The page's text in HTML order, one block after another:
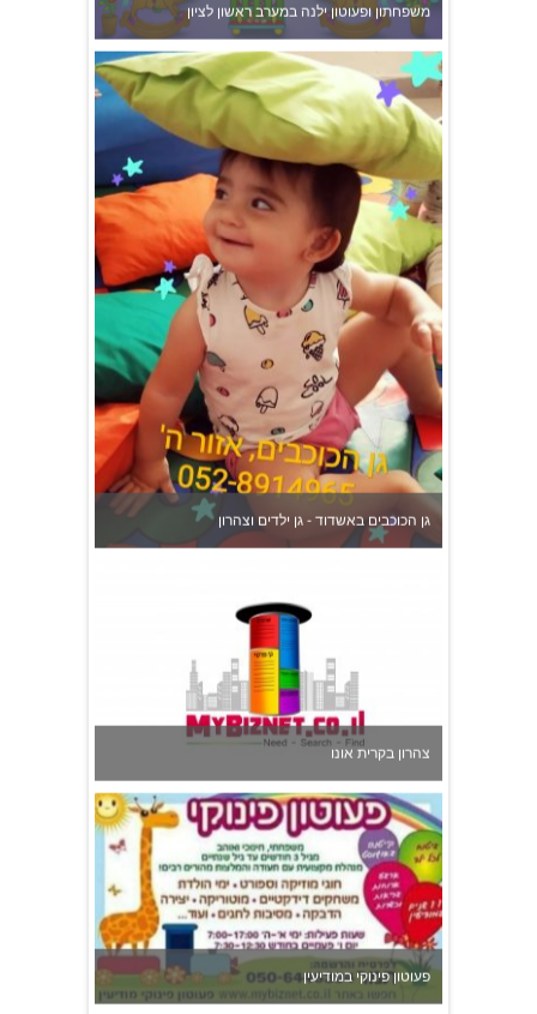
משפחתון ופעוטון ילנה במערב ראשון לציון
גן הכוכבים באשדוד - גן ילדים וצהרון
צהרון בקרית אונו
פעוטון פינוקי במודיעין